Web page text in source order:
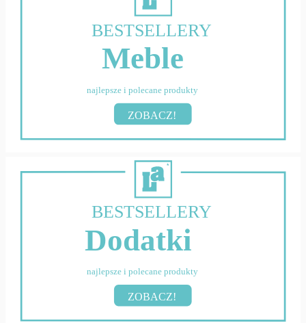
BESTSELLERY
Meble
najlepsze i polecane produkty
ZOBACZ!
BESTSELLERY
Dodatki
najlepsze i polecane produkty
ZOBACZ!